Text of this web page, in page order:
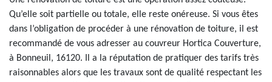
Qu’elle soit partielle ou totale, elle reste onéreuse. Si vous êtes
dans l’obligation de procéder à une rénovation de toiture, il est
recommandé de vous adresser au couvreur Hortica Couverture,
à Bonneuil, 16120. Il a la réputation de pratiquer des tarifs très
raisonnables alors que les travaux sont de qualité respectant les